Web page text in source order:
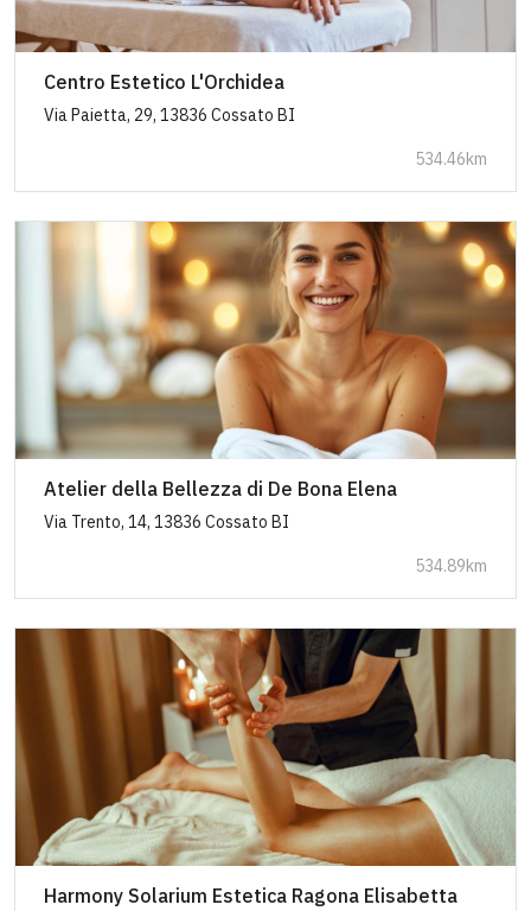
Centro Estetico L'Orchidea
Via Paietta, 29, 13836 Cossato BI
534.46km
Atelier della Bellezza di De Bona Elena
Via Trento, 14, 13836 Cossato BI
534.89km
Harmony Solarium Estetica Ragona Elisabetta